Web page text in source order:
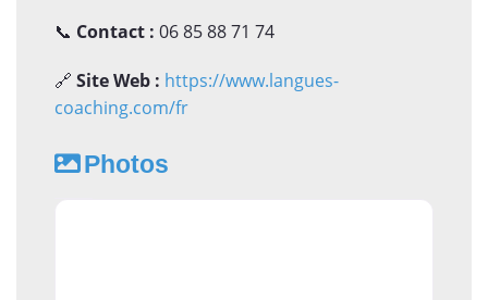
📞 Contact : 06 85 88 71 74
🔗 Site Web : https://www.langues-
coaching.com/fr
Photos